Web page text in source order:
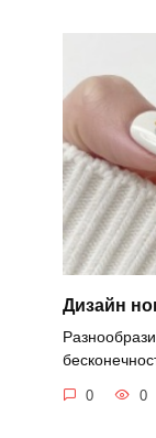
Дизайн
0 0